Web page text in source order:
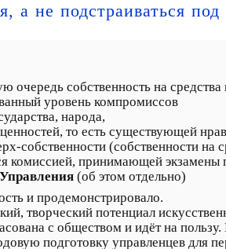
а не подстраиваться
очередь собственность на
уровень компромиссов
народа,
то есть существующей
собственности (собственности на
комиссией, принимающей
(об этом отдельно)
и продемонстрировало.
творческий потенциал
с обществом и идёт на
подготовку управленцев для